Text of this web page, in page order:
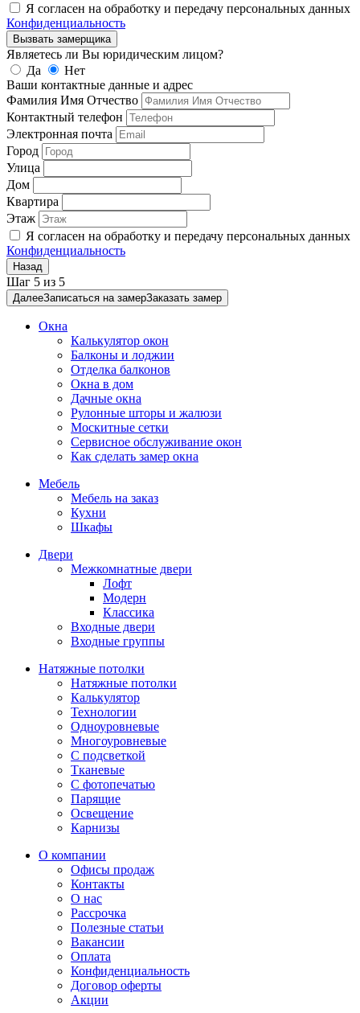
Я согласен на обработку и передачу персональных данных
Конфиденциальность
Вызвать замерщика
Являетесь ли Вы юридическим лицом?
Да
Нет
Ваши контактные данные и адрес
Фамилия Имя Отчество
Контактный телефон
Электронная почта
Город
Улица
Дом
Квартира
Этаж
Я согласен на обработку и передачу персональных данных
Конфиденциальность
Назад
Шаг 5 из 5
ДалееЗаписаться на замерЗаказать замер
Окна
Калькулятор окон
Балконы и лоджии
Отделка балконов
Окна в дом
Дачные окна
Рулонные шторы и жалюзи
Москитные сетки
Сервисное обслуживание окон
Как сделать замер окна
Мебель
Мебель на заказ
Кухни
Шкафы
Двери
Межкомнатные двери
Лофт
Модерн
Классика
Входные двери
Входные группы
Натяжные потолки
Натяжные потолки
Калькулятор
Технологии
Одноуровневые
Многоуровневые
С подсветкой
Тканевые
С фотопечатью
Парящие
Освещение
Карнизы
О компании
Офисы продаж
Контакты
О нас
Рассрочка
Полезные статьи
Вакансии
Оплата
Конфиденциальность
Договор оферты
Акции